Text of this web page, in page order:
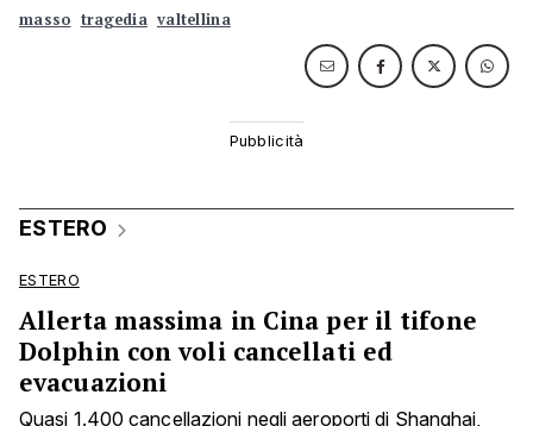
masso tragedia valtellina
ESTERO
ESTERO
Allerta massima in Cina per il tifone
Dolphin con voli cancellati ed
evacuazioni
Quasi 1.400 cancellazioni negli aeroporti di Shanghai,